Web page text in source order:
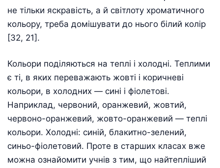
не тільки яскравість, а й світлоту хроматичного
кольору, треба домішувати до нього білий колір
[32, 21].
Кольори поділяються на теплі і холодні. Теплими
є ті, в яких переважають жовті і коричневі
кольори, в холодних — сині і фіолетові.
Наприклад, червоний, оранжевий, жовтий,
червоно-оранжевий, жовто-оранжевий — теплі
кольори. Холодні: синій, блакитно-зелений,
синьо-фіолетовий. Проте в старших класах вже
можна ознайомити учнів з тим, що найтепліший